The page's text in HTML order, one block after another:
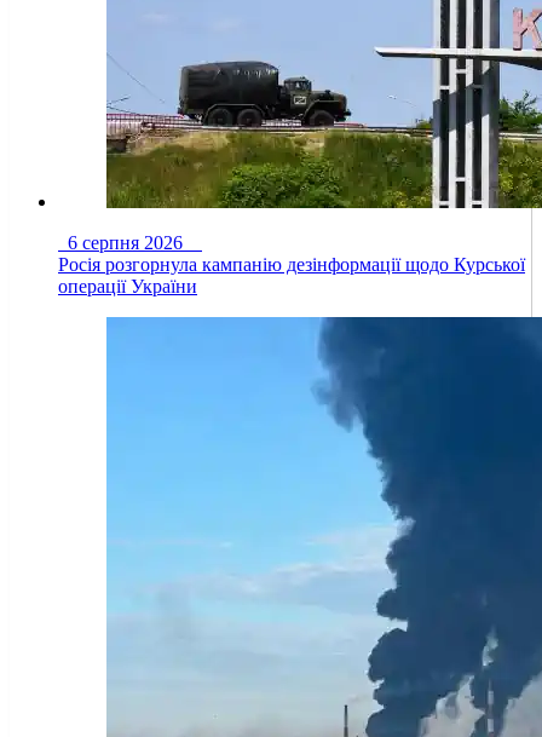
6 серпня 2026
Росія розгорнула кампанію дезінформації щодо Курської
операції України